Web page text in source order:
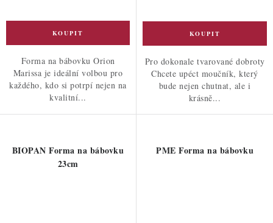
Forma na bábovku Orion
Marissa je ideální volbou pro
každého, kdo si potrpí nejen na
kvalitní...
Pro dokonale tvarované dobroty
Chcete upéct moučník, který
bude nejen chutnat, ale i
krásně...
BIOPAN Forma na bábovku
23cm
PME Forma na bábovku